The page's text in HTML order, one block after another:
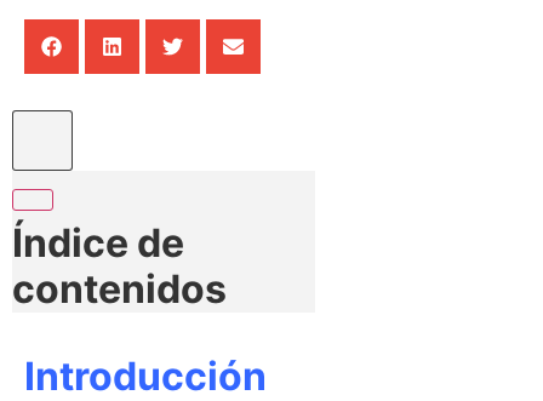
Índice de
contenidos
Introducción